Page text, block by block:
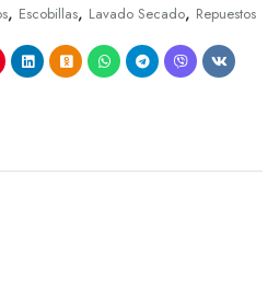
, Escobillas, Lavado Secado, Repuestos